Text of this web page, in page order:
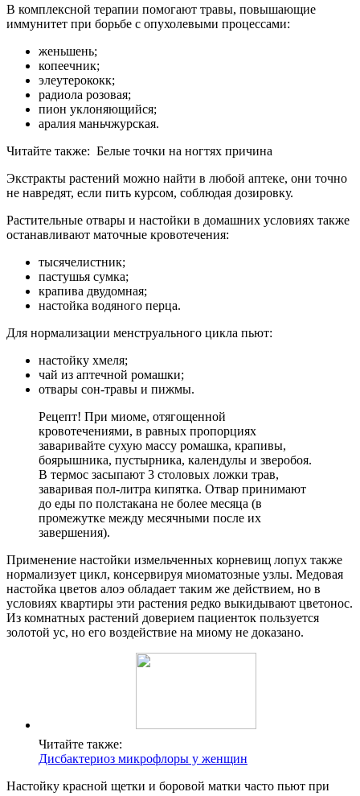
В комплексной терапии помогают травы, повышающие
иммунитет при борьбе с опухолевыми процессами:
женьшень;
копеечник;
элеутерококк;
радиола розовая;
пион уклоняющийся;
аралия маньчжурская.
Читайте также: Белые точки на ногтях причина
Экстракты растений можно найти в любой аптеке, они точно
не навредят, если пить курсом, соблюдая дозировку.
Растительные отвары и настойки в домашних условиях также
останавливают маточные кровотечения:
тысячелистник;
пастушья сумка;
крапива двудомная;
настойка водяного перца.
Для нормализации менструального цикла пьют:
настойку хмеля;
чай из аптечной ромашки;
отвары сон-травы и пижмы.
Рецепт! При миоме, отягощенной
кровотечениями, в равных пропорциях
заваривайте сухую массу ромашка, крапивы,
боярышника, пустырника, календулы и зверобоя.
В термос засыпают 3 столовых ложки трав,
заваривая пол-литра кипятка. Отвар принимают
до еды по полстакана не более месяца (в
промежутке между месячными после их
завершения).
Применение настойки измельченных корневищ лопух также
нормализует цикл, консервируя миоматозные узлы. Медовая
настойка цветов алоэ обладает таким же действием, но в
условиях квартиры эти растения редко выкидывают цветонос.
Из комнатных растений доверием пациенток пользуется
золотой ус, но его воздействие на миому не доказано.
Читайте также:
Дисбактериоз микрофлоры у женщин
Настойку красной щетки и боровой матки часто пьют при